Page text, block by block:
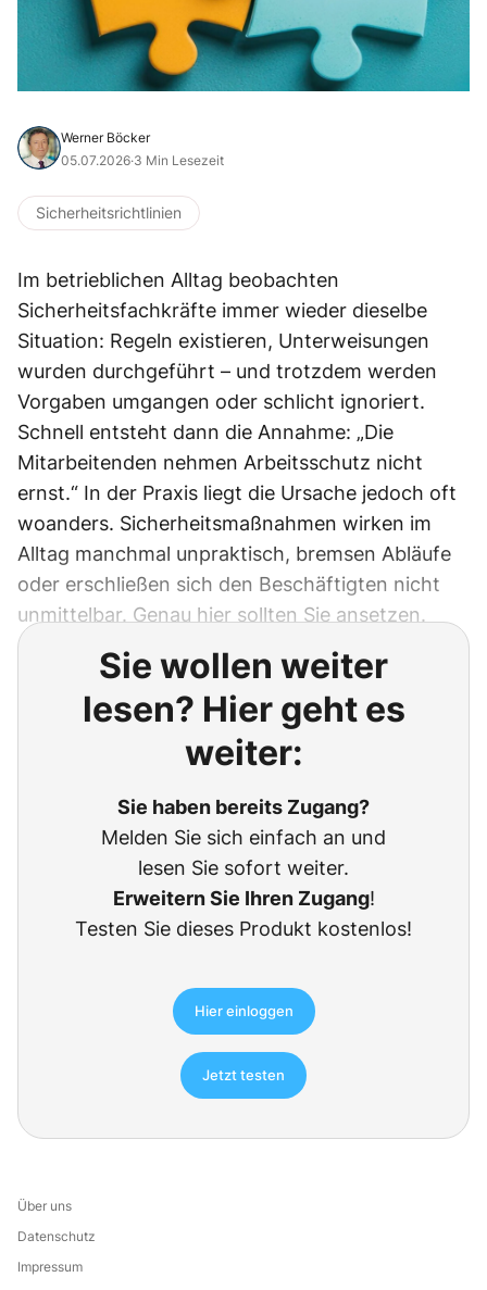
Werner Böcker
05.07.2026·3 Min Lesezeit
Sicherheitsrichtlinien
Im betrieblichen Alltag beobachten
Sicherheitsfachkräfte immer wieder dieselbe
Situation: Regeln existieren, Unterweisungen
wurden durchgeführt – und trotzdem werden
Vorgaben umgangen oder schlicht ignoriert.
Schnell entsteht dann die Annahme: „Die
Mitarbeitenden nehmen Arbeitsschutz nicht
ernst.“ In der Praxis liegt die Ursache jedoch oft
woanders. Sicherheitsmaßnahmen wirken im
Alltag manchmal unpraktisch, bremsen Abläufe
oder erschließen sich den Beschäftigten nicht
unmittelbar. Genau hier sollten Sie ansetzen.
Sie wollen weiter
lesen? Hier geht es
weiter:
Sie haben bereits Zugang?
Melden Sie sich einfach an und
lesen Sie sofort weiter.
Erweitern Sie Ihren Zugang!
Testen Sie dieses Produkt kostenlos!
Hier einloggen
Jetzt testen
Über uns
Datenschutz
Impressum